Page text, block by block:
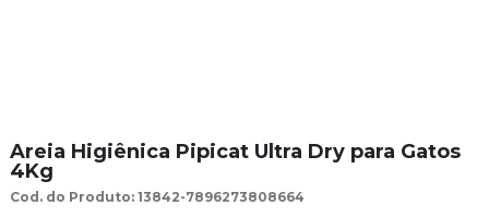
Areia Higiênica Pipicat Ultra Dry para Gatos
4Kg
Cod. do Produto: 13842-7896273808664